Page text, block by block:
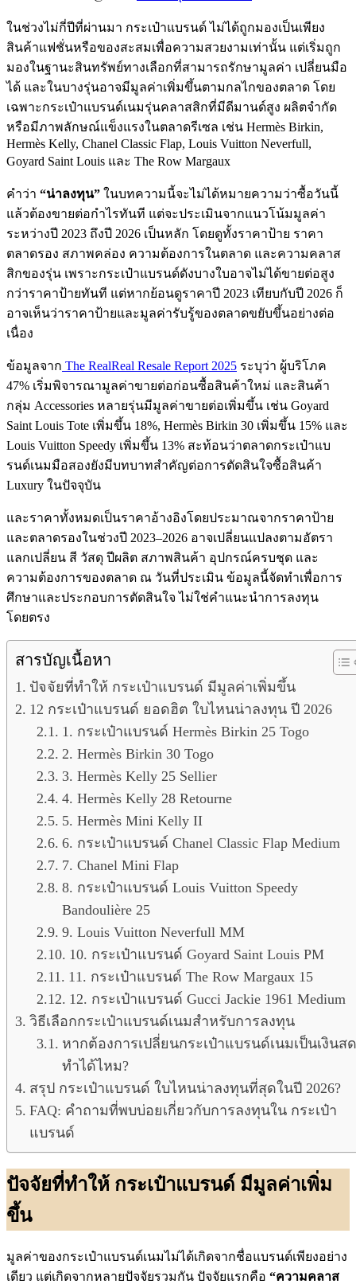
ในช่วงไม่กี่ปีที่ผ่านมา กระเป๋าแบรนด์ ไม่ได้ถูกมองเป็นเพียง
สินค้าแฟชั่นหรือของสะสมเพื่อความสวยงามเท่านั้น แต่เริ่มถูก
มองในฐานะสินทรัพย์ทางเลือกที่สามารถรักษามูลค่า เปลี่ยนมือ
ได้ และในบางรุ่นอาจมีมูลค่าเพิ่มขึ้นตามกลไกของตลาด โดย
เฉพาะกระเป๋าแบรนด์เนมรุ่นคลาสสิกที่มีดีมานด์สูง ผลิตจำกัด
หรือมีภาพลักษณ์แข็งแรงในตลาดรีเซล เช่น Hermès Birkin,
Hermès Kelly, Chanel Classic Flap, Louis Vuitton Neverfull,
Goyard Saint Louis และ The Row Margaux
คำว่า “น่าลงทุน” ในบทความนี้จะไม่ได้หมายความว่าซื้อวันนี้
แล้วต้องขายต่อกำไรทันที แต่จะประเมินจากแนวโน้มมูลค่า
ระหว่างปี 2023 ถึงปี 2026 เป็นหลัก โดยดูทั้งราคาป้าย ราคา
ตลาดรอง สภาพคล่อง ความต้องการในตลาด และความคลาส
สิกของรุ่น เพราะกระเป๋าแบรนด์ดังบางใบอาจไม่ได้ขายต่อสูง
กว่าราคาป้ายทันที แต่หากย้อนดูราคาปี 2023 เทียบกับปี 2026 ก็
อาจเห็นว่าราคาป้ายและมูลค่ารับรู้ของตลาดขยับขึ้นอย่างต่อ
เนื่อง
ข้อมูลจาก The RealReal Resale Report 2025 ระบุว่า ผู้บริโภค
47% เริ่มพิจารณามูลค่าขายต่อก่อนซื้อสินค้าใหม่ และสินค้า
กลุ่ม Accessories หลายรุ่นมีมูลค่าขายต่อเพิ่มขึ้น เช่น Goyard
Saint Louis Tote เพิ่มขึ้น 18%, Hermès Birkin 30 เพิ่มขึ้น 15% และ
Louis Vuitton Speedy เพิ่มขึ้น 13% สะท้อนว่าตลาดกระเป๋าแบ
รนด์เนมมือสองยังมีบทบาทสำคัญต่อการตัดสินใจซื้อสินค้า
Luxury ในปัจจุบัน
และราคาทั้งหมดเป็นราคาอ้างอิงโดยประมาณจากราคาป้าย
และตลาดรองในช่วงปี 2023–2026 อาจเปลี่ยนแปลงตามอัตรา
แลกเปลี่ยน สี วัสดุ ปีผลิต สภาพสินค้า อุปกรณ์ครบชุด และ
ความต้องการของตลาด ณ วันที่ประเมิน ข้อมูลนี้จัดทำเพื่อการ
ศึกษาและประกอบการตัดสินใจ ไม่ใช่คำแนะนำการลงทุน
โดยตรง
สารบัญเนื้อหา
ปัจจัยที่ทำให้ กระเป๋าแบรนด์ มีมูลค่าเพิ่มขึ้น
12 กระเป๋าแบรนด์ ยอดฮิต ใบไหนน่าลงทุน ปี 2026
1. กระเป๋าแบรนด์ Hermès Birkin 25 Togo
2. Hermès Birkin 30 Togo
3. Hermès Kelly 25 Sellier
4. Hermès Kelly 28 Retourne
5. Hermès Mini Kelly II
6. กระเป๋าแบรนด์ Chanel Classic Flap Medium
7. Chanel Mini Flap
8. กระเป๋าแบรนด์ Louis Vuitton Speedy
Bandoulière 25
9. Louis Vuitton Neverfull MM
10. กระเป๋าแบรนด์ Goyard Saint Louis PM
11. กระเป๋าแบรนด์ The Row Margaux 15
12. กระเป๋าแบรนด์ Gucci Jackie 1961 Medium
วิธีเลือกกระเป๋าแบรนด์เนมสำหรับการลงทุน
หากต้องการเปลี่ยนกระเป๋าแบรนด์เนมเป็นเงินสด
ทำได้ไหม?
สรุป กระเป๋าแบรนด์ ใบไหนน่าลงทุนที่สุดในปี 2026?
FAQ: คำถามที่พบบ่อยเกี่ยวกับการลงทุนใน กระเป๋า
แบรนด์
ปัจจัยที่ทำให้ กระเป๋าแบรนด์ มีมูลค่าเพิ่ม
ขึ้น
มูลค่าของกระเป๋าแบรนด์เนมไม่ได้เกิดจากชื่อแบรนด์เพียงอย่าง
เดียว แต่เกิดจากหลายปัจจัยรวมกัน ปัจจัยแรกคือ “ความคลาส